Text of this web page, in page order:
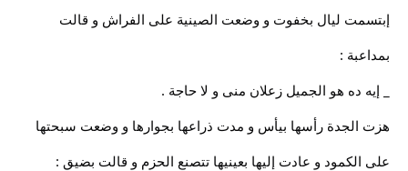
إبتسمت ليال بخفوت و وضعت الصينية على الفراش و قالت
بمداعبة :
_ إيه ده هو الجميل زعلان منى و لا حاجة .
هزت الجدة رأسها بيأس و مدت ذراعها بجوارها و وضعت سبحتها
على الكمود و عادت إليها بعينيها تتصنع الحزم و قالت بضيق :